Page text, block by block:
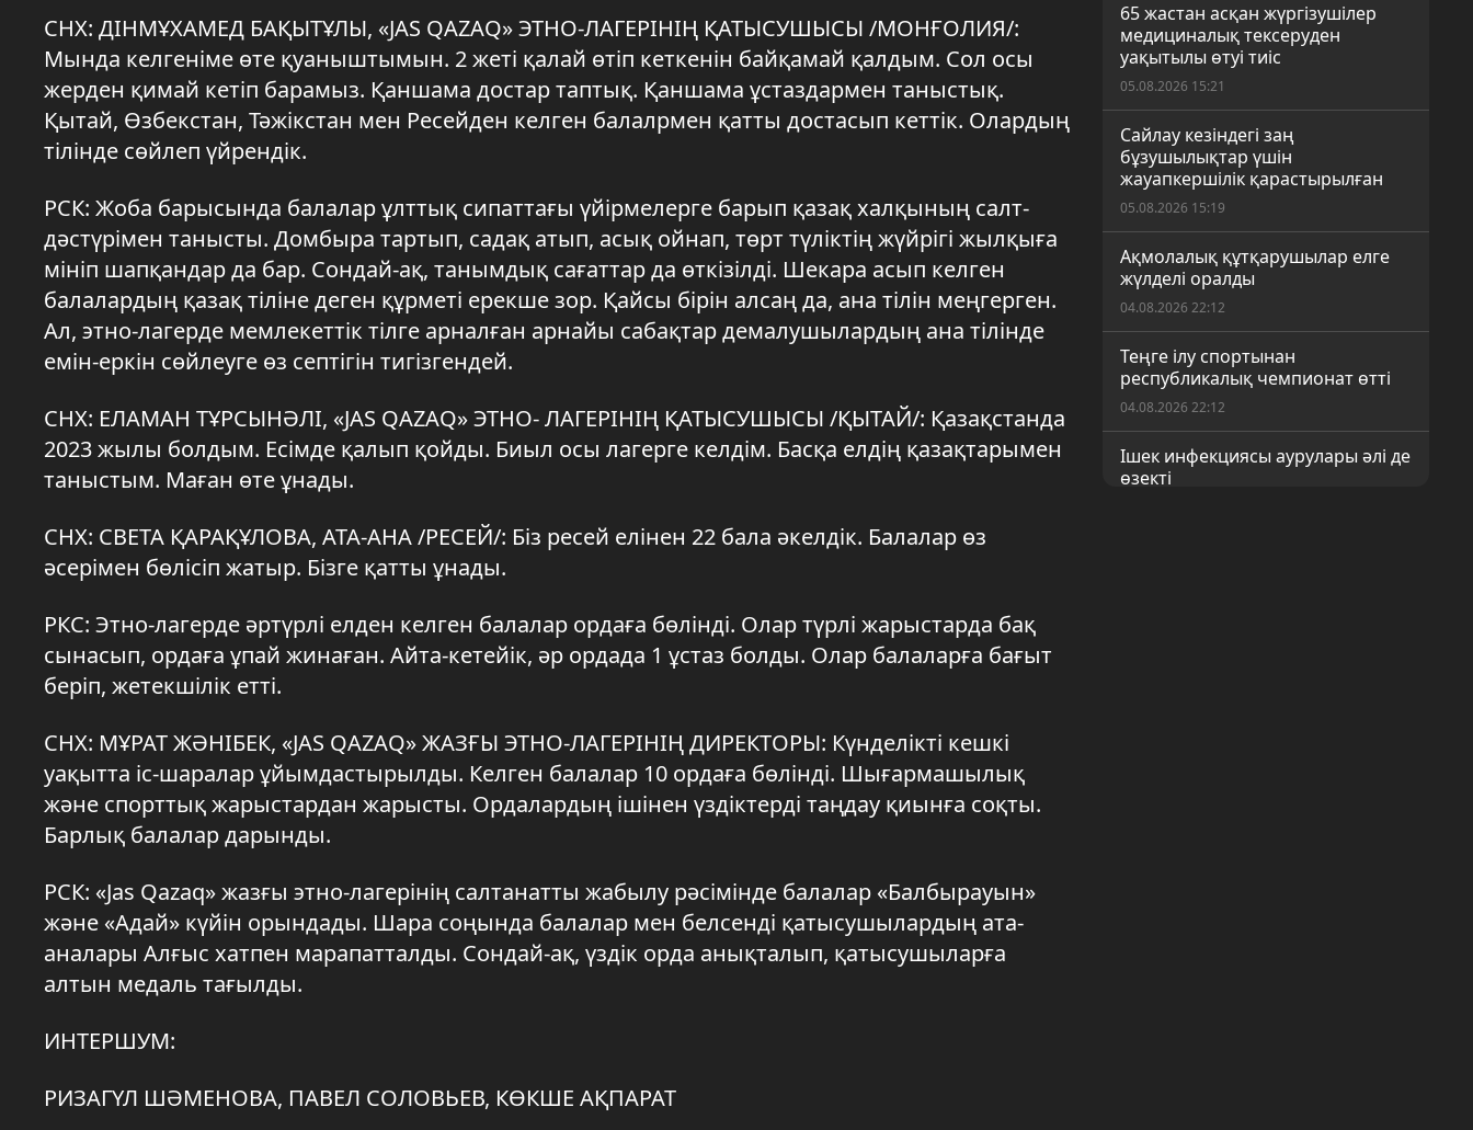
СНХ: ДІНМҰХАМЕД БАҚЫТҰЛЫ, «JAS QAZAQ» ЭТНО-ЛАГЕРІНІҢ ҚАТЫСУШЫСЫ /МОНҒОЛИЯ/:
Мында келгеніме өте қуаныштымын. 2 жеті қалай өтіп кеткенін байқамай қалдым. Сол осы
жерден қимай кетіп барамыз. Қаншама достар таптық. Қаншама ұстаздармен таныстық.
Қытай, Өзбекстан, Тәжікстан мен Ресейден келген балалрмен қатты достасып кеттік. Олардың
тілінде сөйлеп үйрендік.
РСК: Жоба барысында балалар ұлттық сипаттағы үйірмелерге барып қазақ халқының салт-
дәстүрімен танысты. Домбыра тартып, садақ атып, асық ойнап, төрт түліктің жүйрігі жылқыға
мініп шапқандар да бар. Сондай-ақ, танымдық сағаттар да өткізілді. Шекара асып келген
балалардың қазақ тіліне деген құрметі ерекше зор. Қайсы бірін алсаң да, ана тілін меңгерген.
Ал, этно-лагерде мемлекеттік тілге арналған арнайы сабақтар демалушылардың ана тілінде
емін-еркін сөйлеуге өз септігін тигізгендей.
СНХ: ЕЛАМАН ТҰРСЫНӘЛІ, «JAS QAZAQ» ЭТНО- ЛАГЕРІНІҢ ҚАТЫСУШЫСЫ /ҚЫТАЙ/: Қазақстанда
2023 жылы болдым. Есімде қалып қойды. Биыл осы лагерге келдім. Басқа елдің қазақтарымен
таныстым. Маған өте ұнады.
СНХ: СВЕТА ҚАРАҚҰЛОВА, АТА-АНА /РЕСЕЙ/: Біз ресей елінен 22 бала әкелдік. Балалар өз
әсерімен бөлісіп жатыр. Бізге қатты ұнады.
РКС: Этно-лагерде әртүрлі елден келген балалар ордаға бөлінді. Олар түрлі жарыстарда бақ
сынасып, ордаға ұпай жинаған. Айта-кетейік, әр ордада 1 ұстаз болды. Олар балаларға бағыт
беріп, жетекшілік етті.
СНХ: МҰРАТ ЖӘНІБЕК, «JAS QAZAQ» ЖАЗҒЫ ЭТНО-ЛАГЕРІНІҢ ДИРЕКТОРЫ: Күнделікті кешкі
уақытта іс-шаралар ұйымдастырылды. Келген балалар 10 ордаға бөлінді. Шығармашылық
және спорттық жарыстардан жарысты. Ордалардың ішінен үздіктерді таңдау қиынға соқты.
Барлық балалар дарынды.
РСК: «Jas Qazaq» жазғы этно-лагерінің салтанатты жабылу рәсімінде балалар «Балбырауын»
және «Адай» күйін орындады. Шара соңында балалар мен белсенді қатысушылардың ата-
аналары Алғыс хатпен марапатталды. Сондай-ақ, үздік орда анықталып, қатысушыларға
алтын медаль тағылды.
ИНТЕРШУМ:
РИЗАГҮЛ ШӘМЕНОВА, ПАВЕЛ СОЛОВЬЕВ, КӨКШЕ АҚПАРАТ
65 жастан асқан жүргізушілер
медициналық тексеруден
уақытылы өтуі тиіс
05.08.2026 15:21
Сайлау кезіндегі заң
бұзушылықтар үшін
жауапкершілік қарастырылған
05.08.2026 15:19
Ақмолалық құтқарушылар елге
жүлделі оралды
04.08.2026 22:12
Теңге ілу спортынан
республикалық чемпионат өтті
04.08.2026 22:12
Ішек инфекциясы аурулары әлі де
өзекті